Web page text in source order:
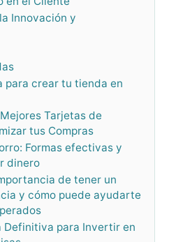
Innovación y
para crear tu tienda en
Tarjetas de
tus Compras
Formas efectivas y
dinero
de tener un
y cómo puede ayudarte
Definitiva para Invertir en